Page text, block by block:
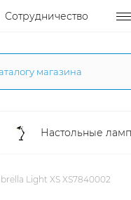
Сотрудничество
Настольные
Light XS XS7840002